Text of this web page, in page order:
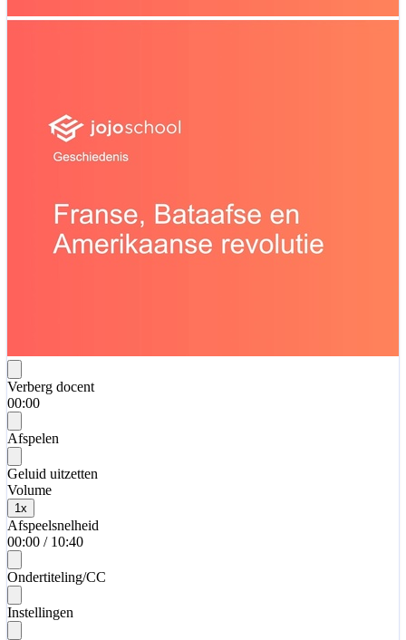
Verberg docent
00:00
Afspelen
Geluid uitzetten
Volume
1x
Afspeelsnelheid
00:00 / 10:40
Ondertiteling/CC
Instellingen